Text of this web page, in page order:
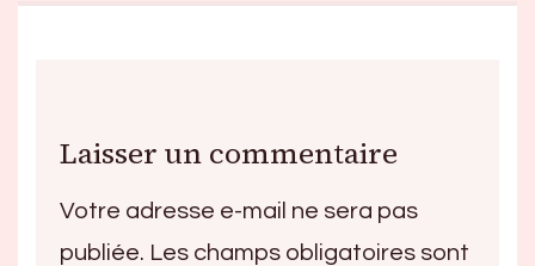
Laisser un commentaire
Votre adresse e-mail ne sera pas
publiée. Les champs obligatoires sont